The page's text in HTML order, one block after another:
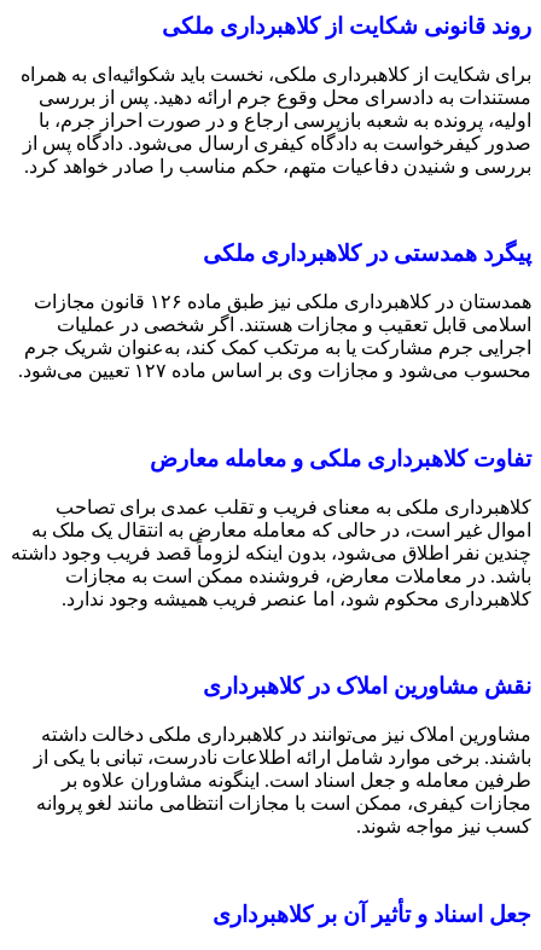
روند قانونی شکایت از کلاهبرداری ملکی
برای شکایت از کلاهبرداری ملکی، نخست باید شکوائیه‌ای به همراه
مستندات به دادسرای محل وقوع جرم ارائه دهید. پس از بررسی
اولیه، پرونده به شعبه بازپرسی ارجاع و در صورت احراز جرم، با
صدور کیفرخواست به دادگاه کیفری ارسال می‌شود. دادگاه پس از
بررسی و شنیدن دفاعیات متهم، حکم مناسب را صادر خواهد کرد.
پیگرد همدستی در کلاهبرداری ملکی
همدستان در کلاهبرداری ملکی نیز طبق ماده ۱۲۶ قانون مجازات
اسلامی قابل تعقیب و مجازات هستند. اگر شخصی در عملیات
اجرایی جرم مشارکت یا به مرتکب کمک کند، به‌عنوان شریک جرم
محسوب می‌شود و مجازات وی بر اساس ماده ۱۲۷ تعیین می‌شود.
تفاوت کلاهبرداری ملکی و معامله معارض
کلاهبرداری ملکی به معنای فریب و تقلب عمدی برای تصاحب
اموال غیر است، در حالی که معامله معارض به انتقال یک ملک به
چندین نفر اطلاق می‌شود، بدون اینکه لزوماً قصد فریب وجود داشته
باشد. در معاملات معارض، فروشنده ممکن است به مجازات
کلاهبرداری محکوم شود، اما عنصر فریب همیشه وجود ندارد.
نقش مشاورین املاک در کلاهبرداری
مشاورین املاک نیز می‌توانند در کلاهبرداری ملکی دخالت داشته
باشند. برخی موارد شامل ارائه اطلاعات نادرست، تبانی با یکی از
طرفین معامله و جعل اسناد است. اینگونه مشاوران علاوه بر
مجازات کیفری، ممکن است با مجازات انتظامی مانند لغو پروانه
کسب نیز مواجه شوند.
جعل اسناد و تأثیر آن بر کلاهبرداری